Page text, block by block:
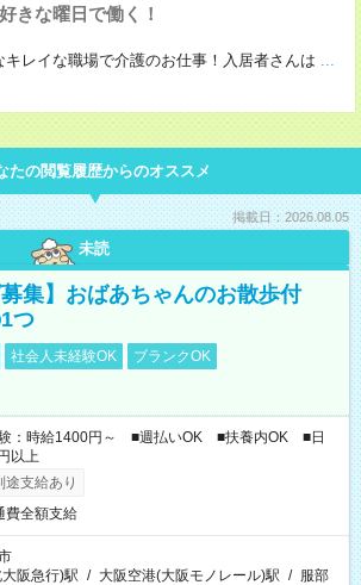
きな曜日で働く！
レイな職場で介護のお仕事！入居者さんは ...
たの閲覧履歴からのオススメ
掲載日：2026.08.05
未読
募集】おばあちゃんのお散歩付
つ
社会人未経験OK
ブランクOK
：時給1400円～ ■週払いOK ■扶養内OK ■日
以上
途支給あり
費全額支給
阪急行)駅 / 大阪空港(大阪モノレール)駅 / 服部